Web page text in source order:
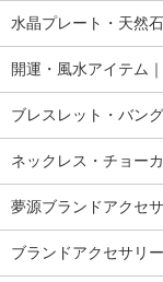
水晶プレート・天然
開運・風水アイテム
ブレスレット・バン
ネックレス・チョー
夢源ブランドアクセ
ブランドアクセサリー